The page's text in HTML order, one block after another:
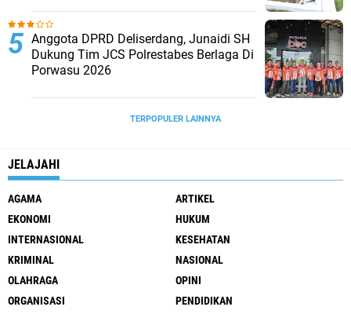
Anggota DPRD Deliserdang, Junaidi SH
Dukung Tim JCS Polrestabes Berlaga Di
Porwasu 2026
TERPOPULER LAINNYA
JELAJAHI
AGAMA
ARTIKEL
EKONOMI
HUKUM
INTERNASIONAL
KESEHATAN
KRIMINAL
NASIONAL
OLAHRAGA
OPINI
ORGANISASI
PENDIDIKAN